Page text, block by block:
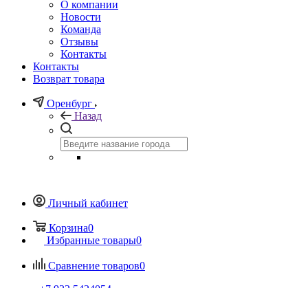
О компании
Новости
Команда
Отзывы
Контакты
Контакты
Возврат товара
Оренбург
Назад
Личный кабинет
Корзина0
Избранные товары0
Сравнение товаров0